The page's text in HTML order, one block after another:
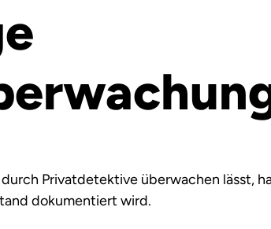
Privatdetektive überwachen lässt,
dokumentiert wird.